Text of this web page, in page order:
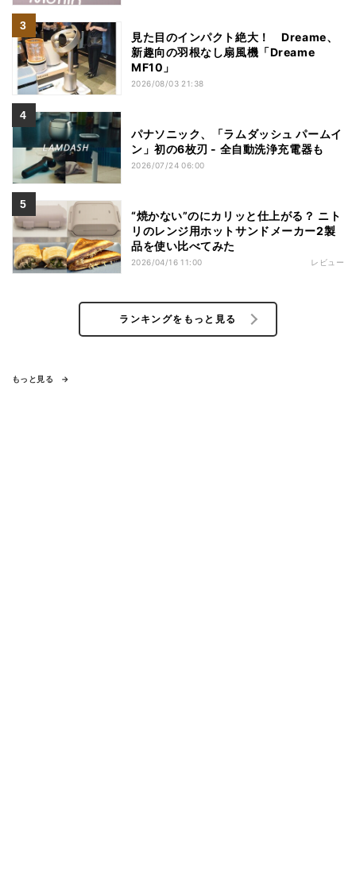
見た目のインパクト絶大！ Dreame、
新趣向の羽根なし扇風機「Dreame
MF10」
2026/08/03 21:38
パナソニック、「ラムダッシュ パームイ
ン」初の6枚刃 - 全自動洗浄充電器も
2026/07/24 06:00
“焼かない”のにカリッと仕上がる？ ニト
リのレンジ用ホットサンドメーカー2製
品を使い比べてみた
2026/04/16 11:00 レビュー
ランキングをもっと見る
もっと見る